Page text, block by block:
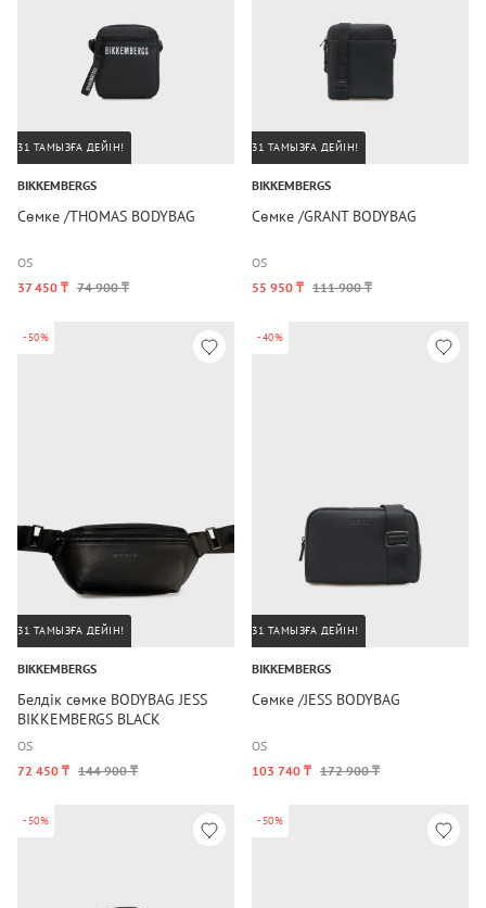
31 ТАМЫЗҒА ДЕЙІН!
BIKKEMBERGS
Сөмке /THOMAS BODYBAG
OS
37 450 ₸ 74 900 ₸
31 ТАМЫЗҒА ДЕЙІН!
BIKKEMBERGS
Сөмке /GRANT BODYBAG
OS
55 950 ₸ 111 900 ₸
-50%
31 ТАМЫЗҒА ДЕЙІН!
BIKKEMBERGS
Белдік сөмке BODYBAG JESS
BIKKEMBERGS BLACK
OS
72 450 ₸ 144 900 ₸
-40%
31 ТАМЫЗҒА ДЕЙІН!
BIKKEMBERGS
Сөмке /JESS BODYBAG
OS
103 740 ₸ 172 900 ₸
-50% -50%